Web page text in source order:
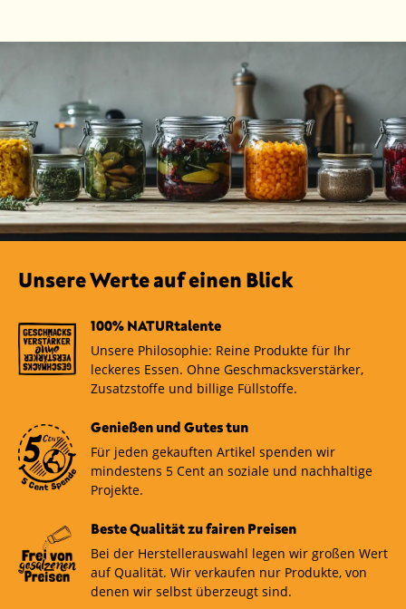
Unsere Werte auf einen Blick
100% NATURtalente
Unsere Philosophie: Reine Produkte für Ihr
leckeres Essen. Ohne Geschmacksverstärker,
Zusatzstoffe und billige Füllstoffe.
Genießen und Gutes tun
Für jeden gekauften Artikel spenden wir
mindestens 5 Cent an soziale und nachhaltige
Projekte.
Beste Qualität zu fairen Preisen
Bei der Herstellerauswahl legen wir großen Wert
auf Qualität. Wir verkaufen nur Produkte, von
denen wir selbst überzeugt sind.